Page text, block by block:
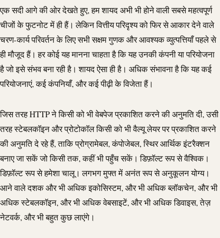
एक सदी आगे की ओर देखते हुए, हम शायद अभी भी होने वाली सबसे महत्वपूर्ण
चीजों के फुटनोट में ही हैं। लेकिन वित्तीय परिदृश्य को फिर से आकार देने वाले
चरण-कार्य परिवर्तन के लिए सभी सक्षम गुणक और आवश्यक व्युत्पत्तियाँ पहले से
ही मौजूद हैं। हर कोई यह मानना चाहता है कि यह उनकी कंपनी या परियोजना
है जो इसे संभव बना रही है। शायद ऐसा ही है। अधिक संभावना है कि यह कई
परियोजनाएं, कई कंपनियाँ, और कई पीढ़ी के विजेता हैं।
जिस तरह HTTP ने किसी को भी वेबपेज प्रकाशित करने की अनुमति दी, उसी
तरह स्टेबलकॉइन और प्रोटोकॉल किसी को भी वैल्यू लेयर पर प्रकाशित करने
की अनुमति दे रहे हैं, ताकि प्रोग्रामेबल, कंपोजेबल, स्थिर आर्थिक इंटरैक्शन
बनाए जा सकें जो किसी तक, कहीं भी पहुँच सकें। डिफ़ॉल्ट रूप से वैश्विक।
डिफ़ॉल्ट रूप से हमेशा चालू। लगभग मुफ्त में अनंत रूप से अनुकूलन योग्य।
आने वाले दशक और भी अधिक इकोसिस्टम, और भी अधिक ब्लॉकचेन, और भी
अधिक स्टेबलकॉइन, और भी अधिक वेबसाइटें, और भी अधिक डिवाइस, तेज़
नेटवर्क, और भी बहुत कुछ लाएंगे।